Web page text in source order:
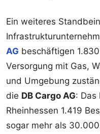
Ein weiteres
AG beschäftigen
Versorgung mit Gas,
und Umgebung
die DB Cargo AG: Das
Rheinhessen 1.419
sogar mehr als